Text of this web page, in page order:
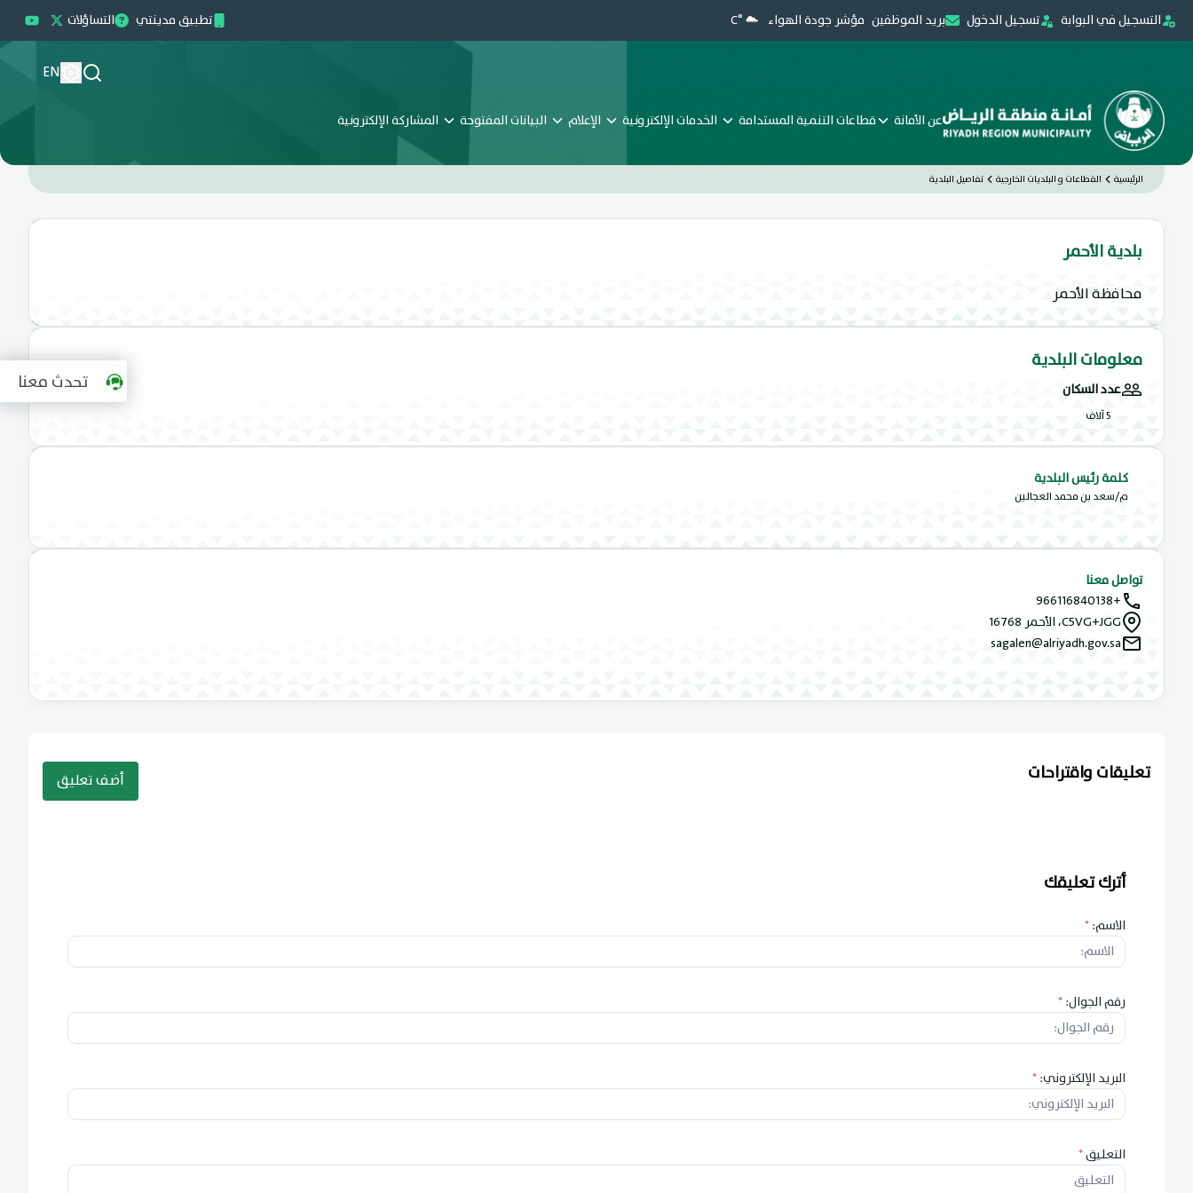
التسجيل في البوابة تسجيل الدخول بريد الموظفين مؤشر جودة الهواء °C تطبيق مدينتي التساؤلات
EN
عن الأمانة قطاعات التنمية المستدامة الخدمات الإلكترونية الإعلام البيانات المفتوحة المشاركة الإلكترونية
الرئيسية القطاعات و البلديات الخارجية تفاصيل البلدية
بلدية الأحمر
محافظة الأحمر
معلومات البلدية
عدد السكان
5 آلاف
كلمة رئيس البلدية
م/سعد بن محمد العجالين
تواصل معنا
+966116840138
C5VG+JGG، الأحمر 16768
sagalen@alriyadh.gov.sa
تعليقات واقتراحات أضف تعليق
أترك تعليقك
الاسم:*
رقم الجوال:*
البريد الإلكتروني:*
التعليق*
تحدث معنا